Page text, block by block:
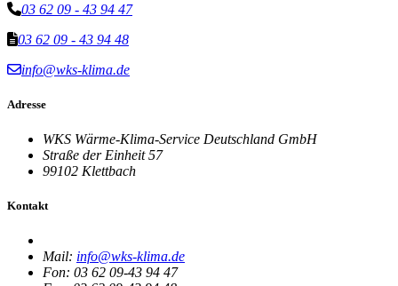
03 62 09 - 43 94 47
03 62 09 - 43 94 48
info@wks-klima.de
Adresse
WKS Wärme-Klima-Service Deutschland GmbH
Straße der Einheit 57
99102 Klettbach
Kontakt
Mail: info@wks-klima.de
Fon: 03 62 09-43 94 47